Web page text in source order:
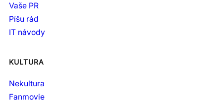
Vaše PR
Píšu rád
IT návody
KULTURA
Nekultura
Fanmovie